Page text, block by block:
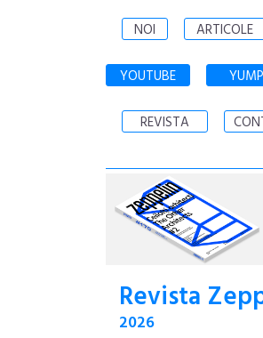
NOI ARTICOLE
YOUTUBE
REVISTA
Revista
2026